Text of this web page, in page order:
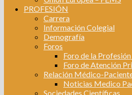
PROFESIÓN
Carrera
Información Colegial
Demografía
Foros
Foro de la
Foro de Atención
Relación Médico-
Noticias Medico
Sociedades Científicas